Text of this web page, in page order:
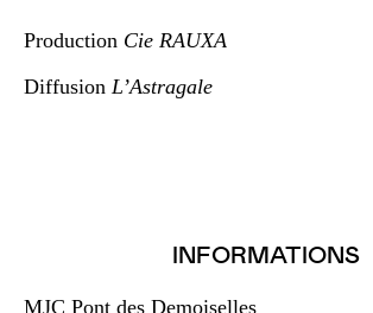
Production Cie RAUXA
Diffusion L’Astragale
INFORMATIONS
MJC Pont des Demoiselles